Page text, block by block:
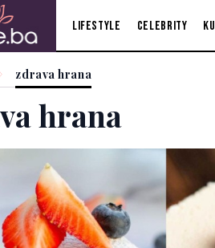
Lifestyle Celebrity
zdrava hrana
hrana